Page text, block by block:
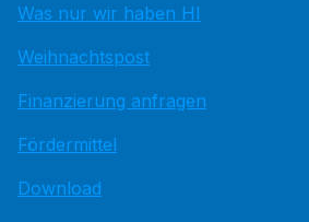
Was nur wir haben HI
Weihnachtspost
Finanzierung anfragen
Fördermittel
Download